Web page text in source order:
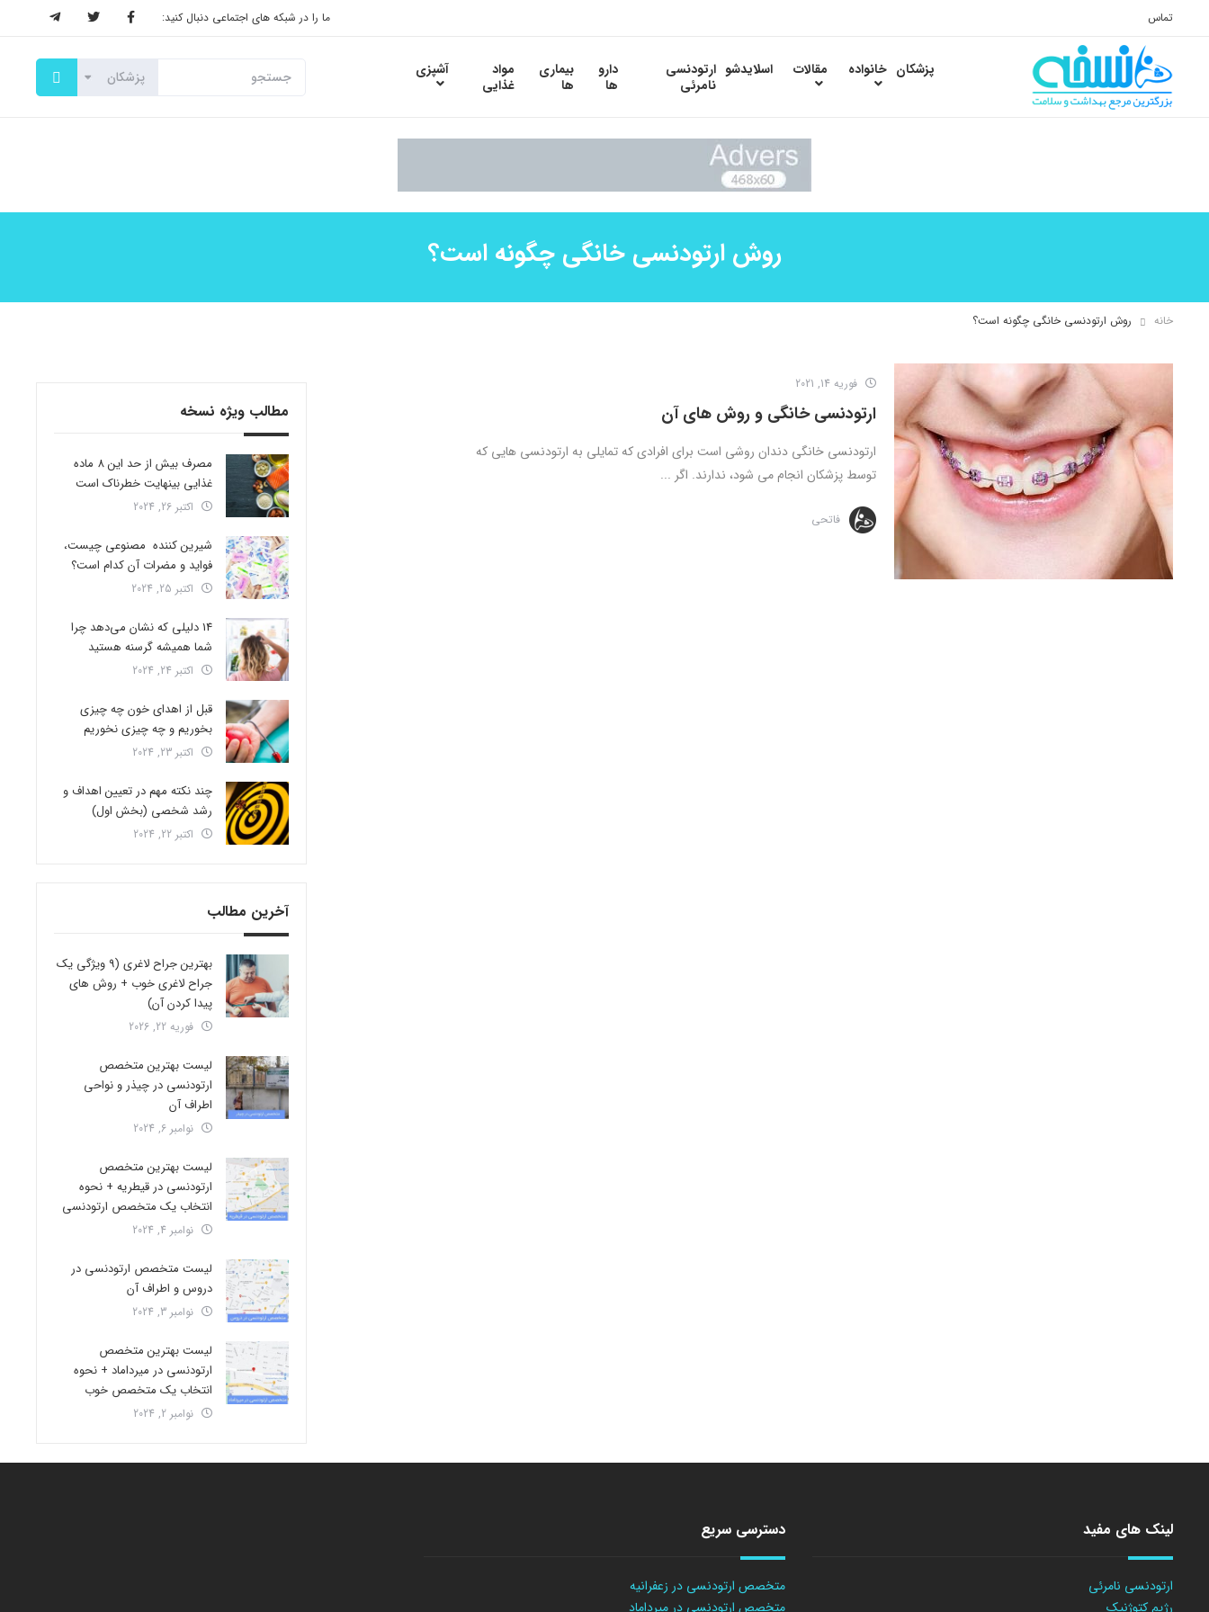
تماس ما را در شبکه های اجتماعی دنبال کنید:
پزشکان خانواده مقالات اسلایدشو ارتودنسی
نامرئی
دارو
ها
بیماری
ها
مواد
غذایی
آشپزی
روش ارتودنسی خانگی چگونه است؟
خانه روش ارتودنسی خانگی چگونه است؟
فوریه 14, 2021
ارتودنسی خانگی و روش های آن
ارتودنسی خانگی دندان روشی است برای افرادی که تمایلی به ارتودنسی هایی که
توسط پزشکان انجام می شود، ندارند. اگر ...
فاتحی
مطالب ویژه نسخه
مصرف بیش از حد این 8 ماده
غذایی بینهایت خطرناک است
اکتبر 26, 2024
شیرین کننده مصنوعی چیست،
فواید و مضرات آن کدام است؟
اکتبر 25, 2024
14 دلیلی که نشان می‌دهد چرا
شما همیشه گرسنه هستید
اکتبر 24, 2024
قبل از اهدای خون چه چیزی
بخوریم و چه چیزی نخوریم
اکتبر 23, 2024
چند نکته مهم در تعیین اهداف و
رشد شخصی (بخش اول)
اکتبر 22, 2024
آخرین مطالب
بهترین جراح لاغری (9 ویژگی یک
جراح لاغری خوب + روش های
پیدا کردن آن)
فوریه 22, 2026
لیست بهترین متخصص
ارتودنسی در چیذر و نواحی
اطراف آن
نوامبر 6, 2024
لیست بهترین متخصص
ارتودنسی در قیطریه + نحوه
انتخاب یک متخصص ارتودنسی
نوامبر 4, 2024
لیست متخصص ارتودنسی در
دروس و اطراف آن
نوامبر 3, 2024
لیست بهترین متخصص
ارتودنسی در میرداماد + نحوه
انتخاب یک متخصص خوب
نوامبر 2, 2024
لینک های مفید
ارتودنسی نامرئی
رژیم کتوژنیک
دسترسی سریع
متخصص ارتودنسی در زعفرانیه
متخصص ارتودنسی در میرداماد